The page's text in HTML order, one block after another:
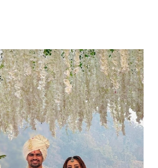
एसटी के 270 अभ्यर्थी पास हैं। 69000
परीक्षा का परिणाम जारी, बुधवार से देख सकेंगे
तो डीएलएड (बीटीसी) करने वाले 38610,
और अन्य पाठ्यक्रम करने वाले 2064 अभ्यर्थी
अपना परिणाम बु...